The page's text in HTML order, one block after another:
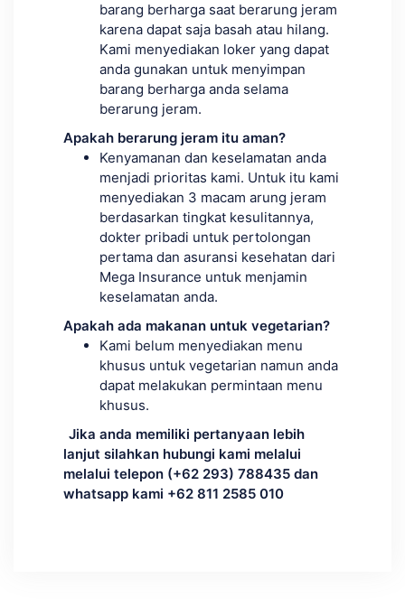
barang berharga saat berarung jeram
karena dapat saja basah atau hilang.
Kami menyediakan loker yang dapat
anda gunakan untuk menyimpan
barang berharga anda selama
berarung jeram.
Apakah berarung jeram itu aman?
Kenyamanan dan keselamatan anda
menjadi prioritas kami. Untuk itu kami
menyediakan 3 macam arung jeram
berdasarkan tingkat kesulitannya,
dokter pribadi untuk pertolongan
pertama dan asuransi kesehatan dari
Mega Insurance untuk menjamin
keselamatan anda.
Apakah ada makanan untuk vegetarian?
Kami belum menyediakan menu
khusus untuk vegetarian namun anda
dapat melakukan permintaan menu
khusus.
Jika anda memiliki pertanyaan lebih
lanjut silahkan hubungi kami melalui
melalui telepon (+62 293) 788435 dan
whatsapp kami +62 811 2585 010